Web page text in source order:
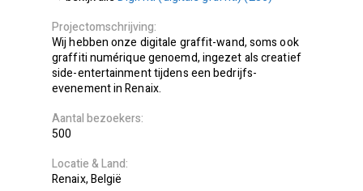
Projectomschrijving
Wij hebben onze digitale graffit-wand, soms ook
graffiti numérique genoemd, ingezet als creatief
side-entertainment tijdens een bedrijfs-
evenement in Renaix.
Aantal bezoekers
500
Locatie
Land
Renaix België